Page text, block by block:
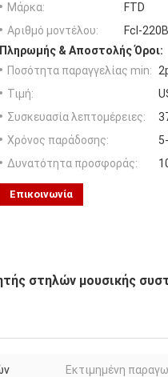
Μάρκα:
FTD
Αριθμό μοντέλου:
Fcl-220B
Πληρωμής & Αποστολής Όροι:
Ποσότητα παραγγελίας min:
Τιμή:
Συσκευασία λεπτομέρειες:
Χρόνος παράδοσης:
Δυνατότητα προσφοράς:
Επικοινωνία
στηλών μουσικής
Εκτιμημένη